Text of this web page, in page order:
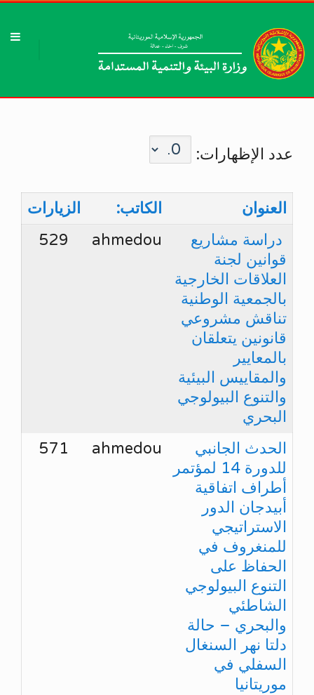
عدد الإظهارات:
العنوان الكاتب:
الزيارات
‎ دراسة مشاريع
قوانين ‎لجنة
العلاقات الخارجية
بالجمعية الوطنية
تناقش مشروعي
قانونين يتعلقان
بالمعايير
والمقاييس البيئية
والتنوع البيولوجي
البحري
ahmedou
529
الحدث الجانبي
للدورة 14 لمؤتمر
أطراف اتفاقية
أبيدجان الدور
الاستراتيجي
للمنغروف في
الحفاظ على
التنوع البيولوجي
الشاطئي
والبحري – حالة
دلتا نهر السنغال
السفلي في
موريتانيا
ahmedou
571